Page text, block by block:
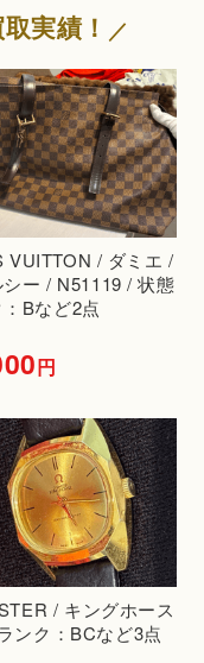
実績！
VUITTON / ダミエ /
ー / N51119 / 状態
Bなど2点
円
/ キングホース
ンク：BCなど3点